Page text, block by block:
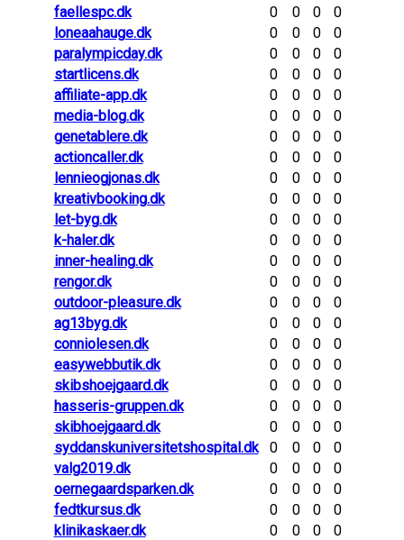
faellespc.dk
0 0 0
0
loneaahauge.dk
0 0 0
0
paralympicday.dk
0 0 0
0
startlicens.dk
0 0 0
0
affiliate-app.dk
0 0 0
0
media-blog.dk
0 0 0
0
genetablere.dk
0 0 0
0
actioncaller.dk
0 0 0
0
lennieogjonas.dk
0 0 0
0
kreativbooking.dk
0 0 0
0
let-byg.dk
0 0 0
0
k-haler.dk
0 0 0
0
inner-healing.dk
0 0 0
0
rengor.dk
0 0 0
0
outdoor-pleasure.dk
0 0 0
0
ag13byg.dk
0 0 0
0
conniolesen.dk
0 0 0
0
easywebbutik.dk
0 0 0
0
skibshoejgaard.dk
0 0 0
0
hasseris-gruppen.dk
0 0 0
0
skibhoejgaard.dk
0 0 0
0
syddanskuniversitetshospital.dk
0 0 0
0
valg2019.dk
0 0 0
0
oernegaardsparken.dk
0 0 0
0
fedtkursus.dk
0 0 0
0
klinikaskaer.dk
0 0 0
0